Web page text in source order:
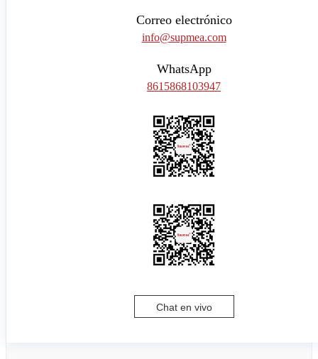
Correo electrónico
info@supmea.com
WhatsApp
8615868103947
Chat en vivo